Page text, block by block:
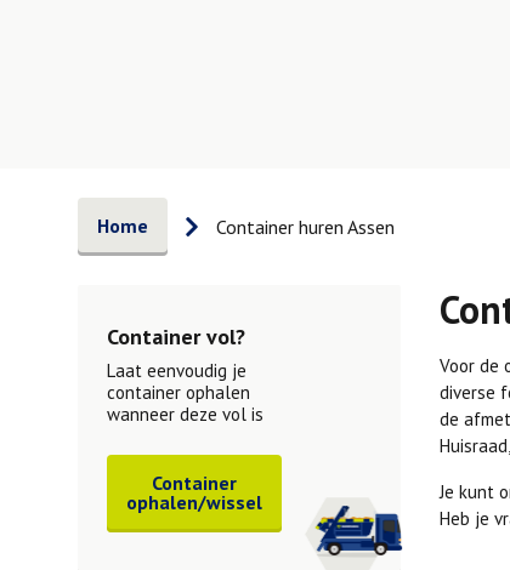
Home Container huren Assen
Container vol?
Laat eenvoudig je
container ophalen
wanneer deze vol is
Container
ophalen/wissel
Voor de
diverse
de
Huisraad,
Je kunt
Heb je